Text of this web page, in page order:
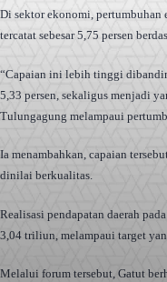
Di sektor ekonomi,
tercatat sebesar 5,75 persen
“Capaian ini lebih tinggi
5,33 persen, sekaligus menjadi
Tulungagung melampaui
Ia menambahkan, capaian
dinilai berkualitas.
Realisasi pendapatan daerah
3,04 triliun, melampaui target
Melalui forum tersebut, Gatut